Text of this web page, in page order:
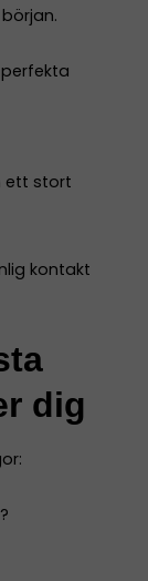
ett stort
kontakt
dig